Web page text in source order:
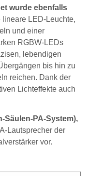
wurde ebenfalls
LED-Leuchte,
und einer
RGBW-LEDs
lebendigen
bis hin zu
reichen. Dank der
Lichteffekte auch
Säulen-PA-System),
Lautsprecher der
vor.